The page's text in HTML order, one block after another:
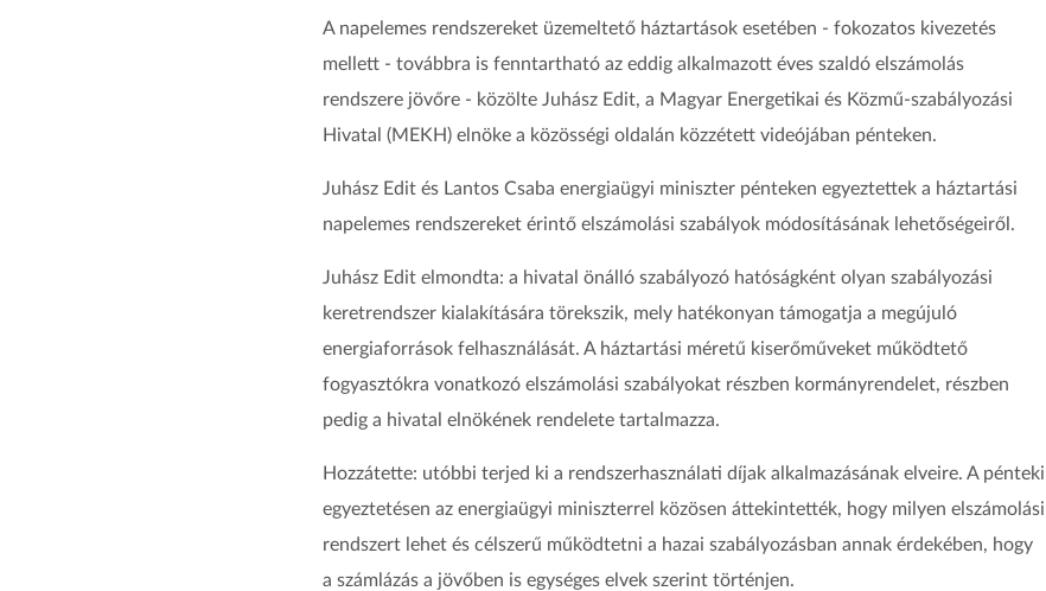
A napelemes rendszereket üzemeltető háztartások esetében - fokozatos kivezetés
mellett - továbbra is fenntartható az eddig alkalmazott éves szaldó elszámolás
rendszere jövőre - közölte Juhász Edit, a Magyar Energetikai és Közmű-szabályozási
Hivatal (MEKH) elnöke a közösségi oldalán közzétett videójában pénteken.
Juhász Edit és Lantos Csaba energiaügyi miniszter pénteken egyeztettek a háztartási
napelemes rendszereket érintő elszámolási szabályok módosításának lehetőségeiről.
Juhász Edit elmondta: a hivatal önálló szabályozó hatóságként olyan szabályozási
keretrendszer kialakítására törekszik, mely hatékonyan támogatja a megújuló
energiaforrások felhasználását. A háztartási méretű kiserőműveket működtető
fogyasztókra vonatkozó elszámolási szabályokat részben kormányrendelet, részben
pedig a hivatal elnökének rendelete tartalmazza.
Hozzátette: utóbbi terjed ki a rendszerhasználati díjak alkalmazásának elveire. A pénteki
egyeztetésen az energiaügyi miniszterrel közösen áttekintették, hogy milyen elszámolási
rendszert lehet és célszerű működtetni a hazai szabályozásban annak érdekében, hogy
a számlázás a jövőben is egységes elvek szerint történjen.